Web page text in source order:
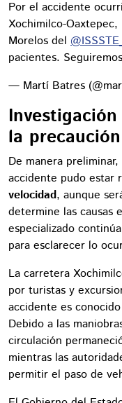
Por el accidente
Xochimilco-
Morelos del
pacientes.
— Martí Batres
la precaución
De manera
accidente pudo estar
velocidad, aunque
determine las causas
especializado
para esclarecer lo
La carretera
por turistas y
accidente es
Debido a las
circulación
mientras las
permitir el paso de